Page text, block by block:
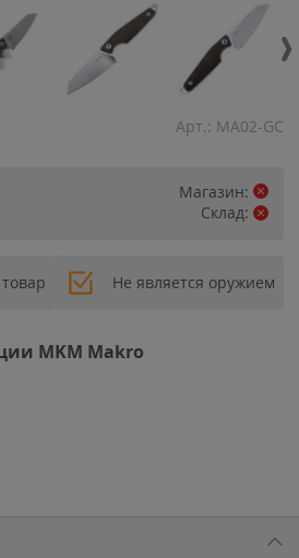
Арт.: MA02-GC
Магазин:
Склад:
Не является оружием
MKM Makro